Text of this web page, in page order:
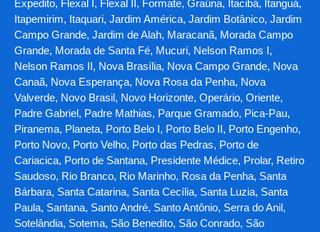
Expedito, Flexal I, Flexal II, Formate, Graúna, Itacibá, Itanguá,
Itapemirim, Itaquari, Jardim América, Jardim Botânico, Jardim
Campo Grande, Jardim de Alah, Maracanã, Morada Campo
Grande, Morada de Santa Fé, Mucuri, Nelson Ramos I,
Nelson Ramos II, Nova Brasília, Nova Campo Grande, Nova
Canaã, Nova Esperança, Nova Rosa da Penha, Nova
Valverde, Novo Brasil, Novo Horizonte, Operário, Oriente,
Padre Gabriel, Padre Mathias, Parque Gramado, Pica-Pau,
Piranema, Planeta, Porto Belo I, Porto Belo II, Porto Engenho,
Porto Novo, Porto Velho, Porto das Pedras, Porto de
Cariacica, Porto de Santana, Presidente Médice, Prolar, Retiro
Saudoso, Rio Branco, Rio Marinho, Rosa da Penha, Santa
Bárbara, Santa Catarina, Santa Cecília, Santa Luzia, Santa
Paula, Santana, Santo André, Santo Antônio, Serra do Anil,
Sotelândia, Sotema, São Benedito, São Conrado, São